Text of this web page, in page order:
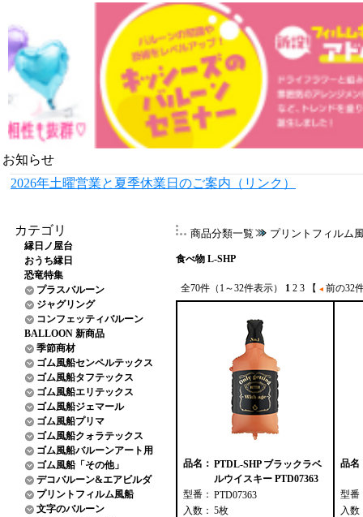
お知らせ
2026年土曜営業と夏季休業日のご案内（リンク）
カテゴリ
縁日ノ屋台
おうち縁日
恐竜特集
プラスバルーン
ジャグリング
コンフェッティバルーン
BALLOON 新商品
季節商材
ゴム風船センペルテックス
ゴム風船タフテックス
ゴム風船エリテックス
ゴム風船ジェマール
ゴム風船プリマ
ゴム風船クォラテックス
ゴム風船バルーンアート用
ゴム風船「その他」
デコバルーン&エアビルダ
プリントフィルム風船
文字のバルーン
商品分類一覧 プリントフィルム
食べ物 L-SHP
全70件（1～32件表示） 1 2 3 【 前の32
品名： PTDL-SHP ブラックラベ
ルウイスキー PTD07363
型番： PTD07363
入数： 5枚
品名
型番
入数